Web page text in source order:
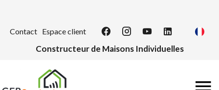
Contact Espace client
Constructeur de Maisons Individuelles